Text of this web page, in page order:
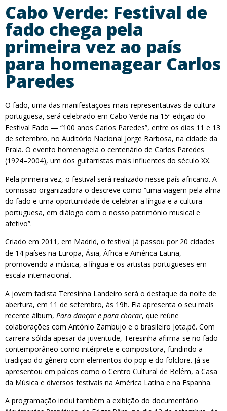
Cabo Verde: Festival de
fado chega pela
primeira vez ao país
para homenagear Carlos
Paredes
O fado, uma das manifestações mais representativas da cultura
portuguesa, será celebrado em Cabo Verde na 15ª edição do
Festival Fado — “100 anos Carlos Paredes”, entre os dias 11 e 13
de setembro, no Auditório Nacional Jorge Barbosa, na cidade da
Praia. O evento homenageia o centenário de Carlos Paredes
(1924–2004), um dos guitarristas mais influentes do século XX.
Pela primeira vez, o festival será realizado nesse país africano. A
comissão organizadora o descreve como “uma viagem pela alma
do fado e uma oportunidade de celebrar a língua e a cultura
portuguesa, em diálogo com o nosso património musical e
afetivo”.
Criado em 2011, em Madrid, o festival já passou por 20 cidades
de 14 países na Europa, Ásia, África e América Latina,
promovendo a música, a língua e os artistas portugueses em
escala internacional.
A jovem fadista Teresinha Landeiro será o destaque da noite de
abertura, em 11 de setembro, às 19h. Ela apresenta o seu mais
recente álbum, Para dançar e para chorar, que reúne
colaborações com António Zambujo e o brasileiro Jota.pê. Com
carreira sólida apesar da juventude, Teresinha afirma-se no fado
contemporâneo como intérprete e compositora, fundindo a
tradição do gênero com elementos do pop e do folclore. Já se
apresentou em palcos como o Centro Cultural de Belém, a Casa
da Música e diversos festivais na América Latina e na Espanha.
A programação inclui também a exibição do documentário